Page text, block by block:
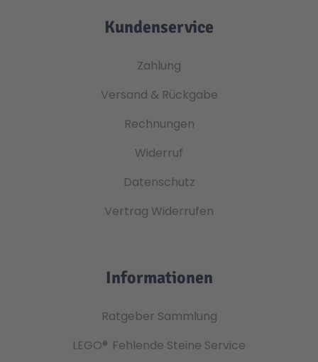
Kundenservice
Zahlung
Versand & Rückgabe
Rechnungen
Widerruf
Datenschutz
Vertrag Widerrufen
Informationen
Ratgeber Sammlung
LEGO® Fehlende Steine Service